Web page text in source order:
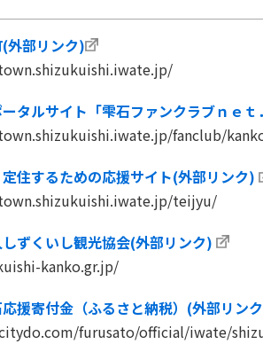
外部リンク)
タルサイト「雫石ファンクラブｎｅ
fanclub/
住するための応援サイト(外部リンク)
teijyu/
ずくいし観光協会(外部リンク)
kanko.gr.jp/
援寄付金（ふるさと納税）(外部リン
furusato/official/iwate/